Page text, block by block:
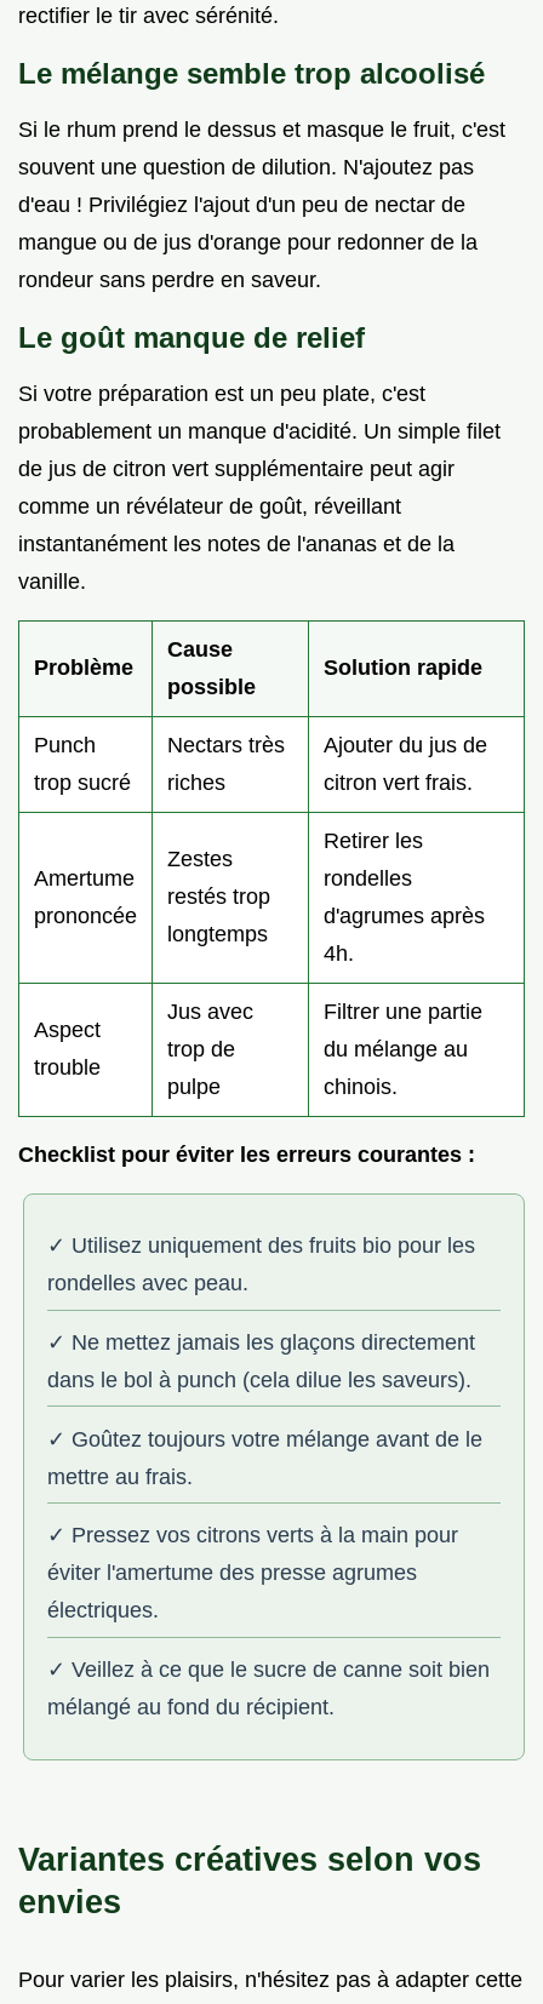
rectifier le tir avec sérénité.
Le mélange semble trop alcoolisé
Si le rhum prend le dessus et masque le fruit, c'est
souvent une question de dilution. N'ajoutez pas
d'eau ! Privilégiez l'ajout d'un peu de nectar de
mangue ou de jus d'orange pour redonner de la
rondeur sans perdre en saveur.
Le goût manque de relief
Si votre préparation est un peu plate, c'est
probablement un manque d'acidité. Un simple filet
de jus de citron vert supplémentaire peut agir
comme un révélateur de goût, réveillant
instantanément les notes de l'ananas et de la
vanille.
Problème
Cause
possible
Solution rapide
Punch
trop sucré
Nectars très
riches
Ajouter du jus de
citron vert frais.
Amertume
prononcée
Zestes
restés trop
longtemps
Retirer les
rondelles
d'agrumes après
4h.
Aspect
trouble
Jus avec
trop de
pulpe
Filtrer une partie
du mélange au
chinois.
Checklist pour éviter les erreurs courantes :
✓ Utilisez uniquement des fruits bio pour les
rondelles avec peau.
✓ Ne mettez jamais les glaçons directement
dans le bol à punch (cela dilue les saveurs).
✓ Goûtez toujours votre mélange avant de le
mettre au frais.
✓ Pressez vos citrons verts à la main pour
éviter l'amertume des presse agrumes
électriques.
✓ Veillez à ce que le sucre de canne soit bien
mélangé au fond du récipient.
Variantes créatives selon vos
envies
Pour varier les plaisirs, n'hésitez pas à adapter cette